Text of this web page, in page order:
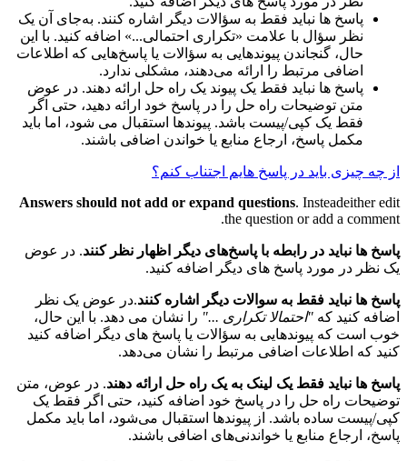
پاسخ ها نباید فقط به سؤالات دیگر اشاره کنند. به‌جای آن یک
نظر سؤال با علامت «تکراری احتمالی...» اضافه کنید. با این
حال، گنجاندن پیوندهایی به سؤالات یا پاسخ‌هایی که اطلاعات
اضافی مرتبط را ارائه می‌دهند، مشکلی ندارد.
پاسخ ها نباید فقط یک پیوند یک راه حل ارائه دهند. در عوض
متن توضیحات راه حل را در پاسخ خود ارائه دهید، حتی اگر
فقط یک کپی/پیست باشد. پیوندها استقبال می شود، اما باید
مکمل پاسخ، ارجاع منابع یا خواندن اضافی باشند.
از چه چیزی باید در پاسخ هایم اجتناب کنم؟
Answers should not add or expand questions. Insteadeither edit
the question or add a comment.
پاسخ ها نباید در رابطه با پاسخ‌های دیگر اظهار نظر کنند. در عوض
یک نظر در مورد پاسخ های دیگر اضافه کنید.
پاسخ ها نباید فقط به سوالات دیگر اشاره کنند.در عوض یک نظر
اضافه کنید که "احتمالا تکراری ..." را نشان می دهد. با این حال،
خوب است که پیوندهایی به سؤالات یا پاسخ های دیگر اضافه کنید
کنید که اطلاعات اضافی مرتبط را نشان می‌دهد.
پاسخ ها نباید فقط یک لینک به یک راه حل ارائه دهند. در عوض، متن
توضیحات راه حل را در پاسخ خود اضافه کنید، حتی اگر فقط یک
کپی/پیست ساده باشد. از پیوندها استقبال می‌شود، اما باید مکمل
پاسخ، ارجاع منابع یا خواندنی‌های اضافی باشند.